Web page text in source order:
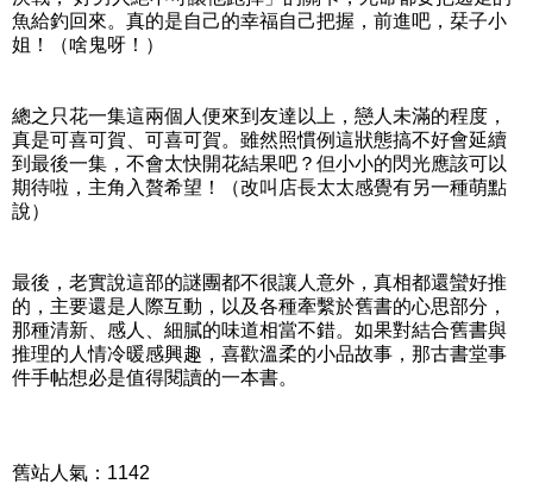
魚給釣回來。真的是自己的幸福自己把握，前進吧，栞子小
姐！（啥鬼呀！）
總之只花一集這兩個人便來到友達以上，戀人未滿的程度，
真是可喜可賀、可喜可賀。雖然照慣例這狀態搞不好會延續
到最後一集，不會太快開花結果吧？但小小的閃光應該可以
期待啦，主角入贅希望！（改叫店長太太感覺有另一種萌點
說）
最後，老實說這部的謎團都不很讓人意外，真相都還蠻好推
的，主要還是人際互動，以及各種牽繫於舊書的心思部分，
那種清新、感人、細膩的味道相當不錯。如果對結合舊書與
推理的人情冷暖感興趣，喜歡溫柔的小品故事，那古書堂事
件手帖想必是值得閱讀的一本書。
舊站人氣：1142